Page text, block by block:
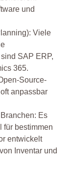
und
Viele
SAP ERP,
365.
Source-
anpassbar
Es
für bestimmen
entwickelt
Inventar und